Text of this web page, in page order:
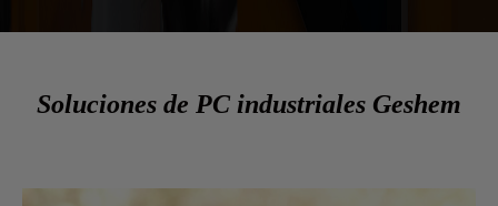
Soluciones de PC industriales Geshem